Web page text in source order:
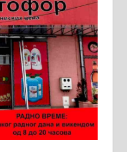
возач са Б
511
за рад на
у
више
лично на
Максима
дана од
045